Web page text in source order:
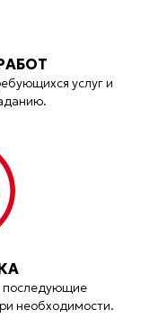
услуг и
последующие
необходимости.